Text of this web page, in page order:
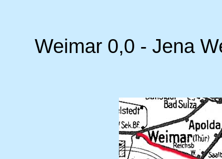
Weimar 0,0 - Jena